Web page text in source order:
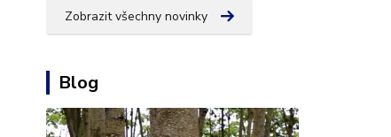
Zobrazit všechny novinky
Blog